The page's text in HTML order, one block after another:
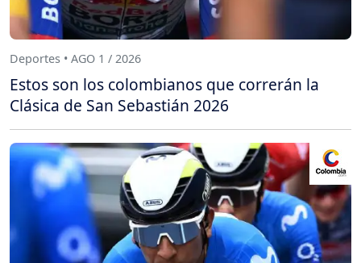
Deportes • AGO 1 / 2026
Estos son los colombianos que correrán la
Clásica de San Sebastián 2026